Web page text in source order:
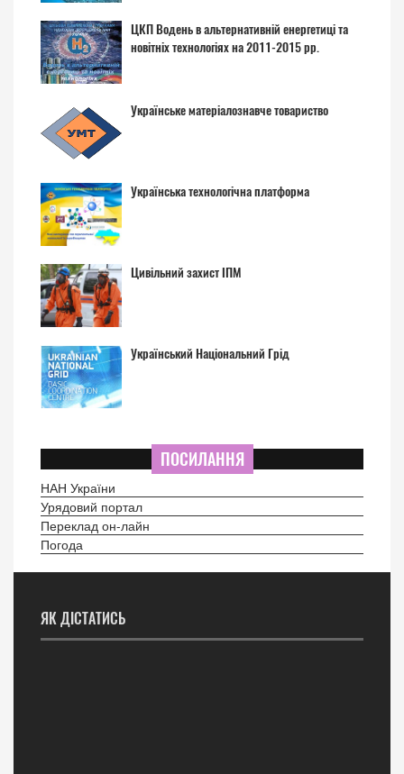
ЦКП Водень в альтернативній енергетиці та
новітніх технологіях на 2011-2015 рр.
Українське матеріалознавче товариство
Українська технологічна платформа
Цивільний захист ІПМ
Український Національний Грід
ПОСИЛАННЯ
НАН України
Урядовий портал
Переклад он-лайн
Погода
ЯК ДІСТАТИСЬ